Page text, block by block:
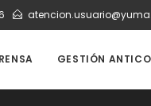
GESTIÓN